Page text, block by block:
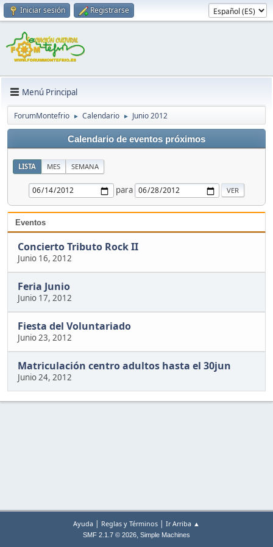
Iniciar sesión Registrarse
Menú Principal
ForumMontefrio ► Calendario ► Junio 2012
Calendario de eventos próximos
LISTA MES SEMANA
para
Eventos
Concierto Tributo Rock II
Junio 16, 2012
Feria Junio
Junio 17, 2012
Fiesta del Voluntariado
Junio 23, 2012
Matriculación centro adultos hasta el 30jun
Junio 24, 2012
Ayuda | Reglas y Términos | Ir Arriba ▲
SMF 2.1.7 © 2026, Simple Machines